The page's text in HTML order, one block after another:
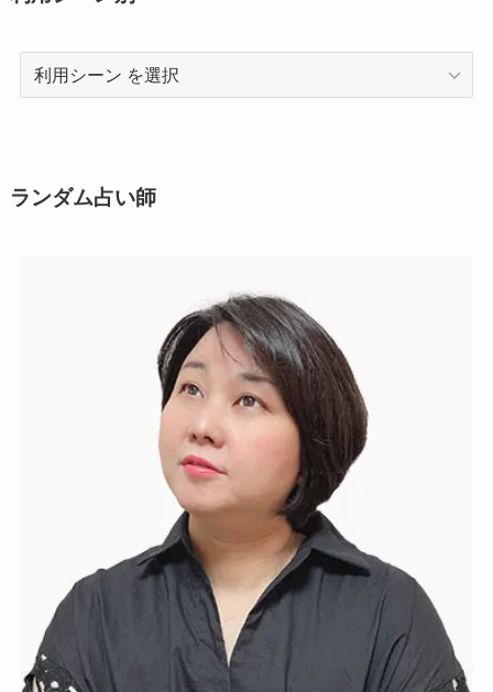
利
用
ン
ランダム占い師